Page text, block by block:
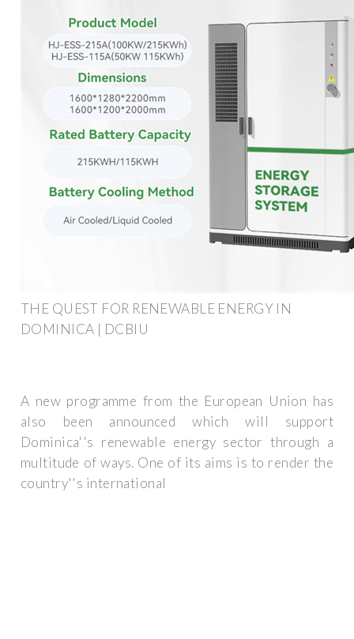
THE QUEST FOR RENEWABLE ENERGY IN
DOMINICA | DCBIU
A new programme from the European Union has
also been announced which will support
Dominica''s renewable energy sector through a
multitude of ways. One of its aims is to render the
country''s international